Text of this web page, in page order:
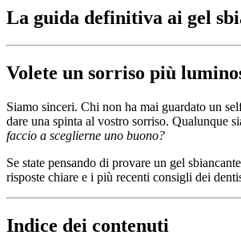
La guida definitiva ai gel
Volete un sorriso più
Siamo sinceri. Chi non ha mai guardato un
dare una spinta al vostro sorriso. Qualunque
faccio a sceglierne uno buono?
Se state pensando di provare un gel
risposte chiare e i più recenti consigli dei
Indice dei contenuti